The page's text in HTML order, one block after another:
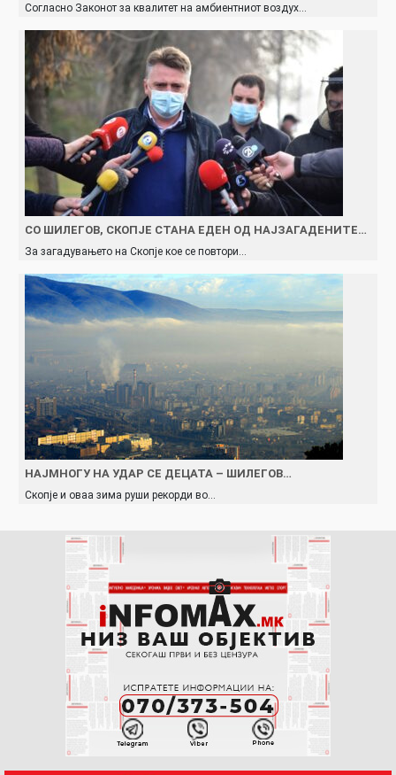
Согласно Законот за квалитет на амбиентниот воздух…
СО ШИЛЕГОВ, СКОПЈЕ СТАНА ЕДЕН ОД НАЈЗАГАДЕНИТЕ…
За загадувањето на Скопје кое се повтори…
НАЈМНОГУ НА УДАР СЕ ДЕЦАТА – ШИЛЕГОВ…
Скопје и оваа зима руши рекорди во…